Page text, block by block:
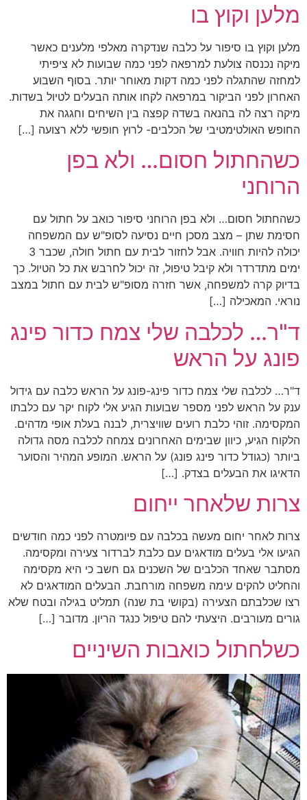
מלען וקוץ בו
מלען וקוץ בו סיפור על כלבה שנדקרה מאלפי מלענים כאשר
מיקה נכנסה צולעת למרפאה לפני כמה שבועות לא ציפיתי
למחזה שהתגלה לפני כמה דקות מאוחר יותר. בסוף השבוע
האחרון לפני הביקור במרפאה לקחו אותה הבעלים לטיול בשדות.
מיקה רצה לה בהנאה בשדה קפצה בין השיחים וחגגה את
החופש האולטימטיבי של הכלבים- לרוץ חופשי ללא רצועה […]
כשהחתול חסום… ולא בפן
הרוחני
כשהחתול חסום… ולא בפן הרוחני סיפור כואב על חתול עם
חסימת שתן – מצב מסכן חיים נסיעה לסופ"ש עם המשפחה
יכולה להיות חוויה. אבל לחזור לבית עם חתול חולה, שכבר 3
ימים מתדרדר ולא קיבל טיפול, זה יכול לחרבש את כל הטיול. כך
בדיוק קרה למשפחה, אשר חזרה מסופ"ש לבית עם חתול במצב
נוראי. המאכילה […]
ד"ר… לכלבה שלי צמח כדור פינג
פונג על הראש
ד"ר… לכלבה שלי צמח כדור פינג-פונג על הראש כלבה עם גידול
ענק על הראש לפני מספר שבועות הגיע אלי לקוח יקר עם כלבתו
המקסימה. זוהי כלבת רועים שוויצרית, לבנה בעלת אופי מדהים.
הלקוח הגיע, כיוון שבימים האחרונים צמחה לכלבה מסה גדולה
ביותר (כגודל כדור פינג פונג) על הראש. המופע המהיר והסוער
הדאיגו את הבעלים בצדק. […]
צרות שלאחר ייחום
צרות לאחר יחום מעשה בכלבה עם פיומטרה לפני כמה חודשים
הגיעו אלי בעלים מודאגים עם כלבת לברדור צעירה ומקסימה.
מסתבר שאחד הכלבים של השכנים גם חשב כי היא מקסימה
והחליט להקים עימה משפחה מורחבת. הבעלים המודאגים לא
רצו שכלבתם הצעירה (בקושי בת שנה) תמליט בגילה ובטח שלא
גורים מעורבים. היצעתי להם טיפול כנגד הריון. מדובר […]
כשלחתול כואבות השיניים